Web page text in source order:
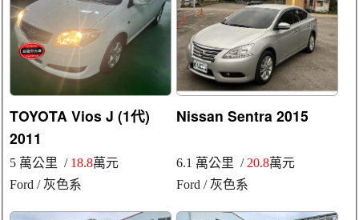
TOYOTA Vios J (1代)
2011
5 萬公里 / 18.8萬元
Ford / 灰色系
Nissan Sentra 2015
6.1 萬公里 / 20.8萬元
Ford / 灰色系